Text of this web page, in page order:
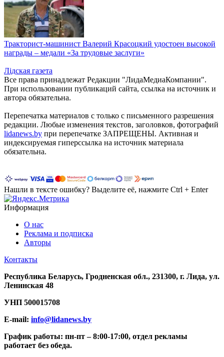
Тракторист-машинист Валерий Красоцкий удостоен высокой
награды – медали «За трудовые заслуги»
Лiдская газета
Все права принадлежат Редакции "ЛидаМедиаКомпании".
При использовании публикаций сайта, ссылка на источник и
автора обязательна.
Перепечатка материалов c только с письменного разрешения
редакции. Любые изменения текстов, заголовков, фотографий
lidanews.by при перепечатке ЗАПРЕЩЕНЫ. Активная и
индексируемая гиперссылка на источник материала
обязательна.
Нашли в тексте ошибку? Выделите её, нажмите Ctrl + Enter
Информация
О нас
Реклама и подписка
Авторы
Контакты
Республика Беларусь, Гродненская обл., 231300, г. Лида, ул.
Ленинская 48
УНП 500015708
E-mail: info@lidanews.by
График работы: пн-пт –8:00-17:00, отдел рекламы
работает без обеда.